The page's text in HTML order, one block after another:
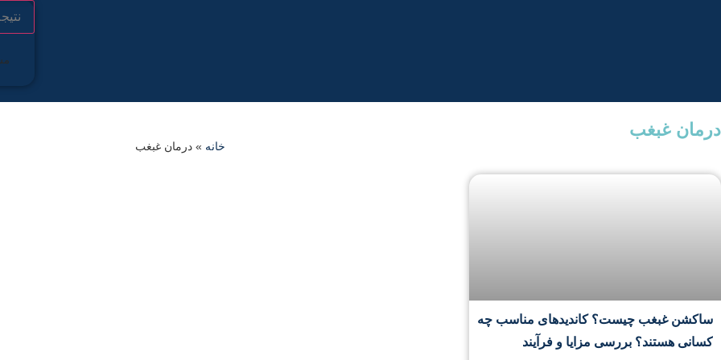
درمان غبغب
خانه » درمان غبغب
ساکشن غبغب چیست؟ کاندیدهای مناسب چه
کسانی هستند؟ بررسی مزایا و فرآیند